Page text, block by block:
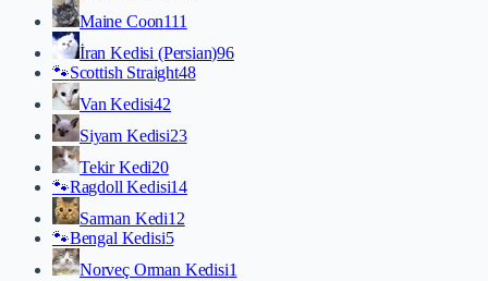
Maine Coon111
İran Kedisi (Persian)96
🐾Scottish Straight48
Van Kedisi42
Siyam Kedisi23
Tekir Kedi20
🐾Ragdoll Kedisi14
Sarman Kedi12
🐾Bengal Kedisi5
Norveç Orman Kedisi1